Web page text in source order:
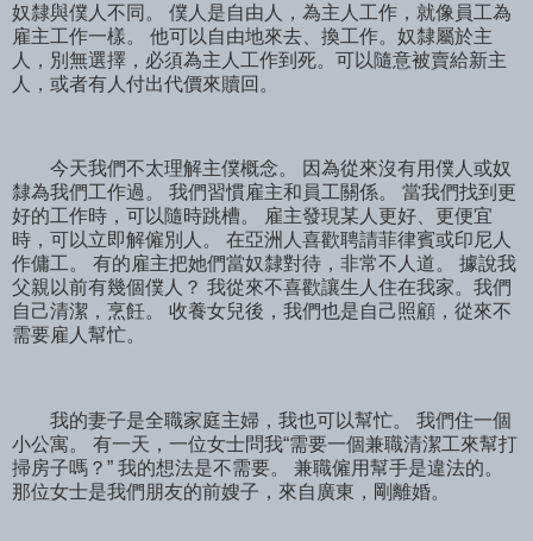
奴隸與僕人不同。 僕人是自由人，為主人工作，就像員工為
雇主工作一樣。 他可以自由地來去、換工作。奴隸屬於主
人，別無選擇，必須為主人工作到死。可以隨意被賣給新主
人，或者有人付出代價來贖回。
今天我們不太理解主僕概念。 因為從來沒有用僕人或奴
隸為我們工作過。 我們習慣雇主和員工關係。 當我們找到更
好的工作時，可以隨時跳槽。 雇主發現某人更好、更便宜
時，可以立即解僱別人。 在亞洲人喜歡聘請菲律賓或印尼人
作傭工。 有的雇主把她們當奴隸對待，非常不人道。 據說我
父親以前有幾個僕人？ 我從來不喜歡讓生人住在我家。我們
自己清潔，烹飪。 收養女兒後，我們也是自己照顧，從來不
需要雇人幫忙。
我的妻子是全職家庭主婦，我也可以幫忙。 我們住一個
小公寓。 有一天，一位女士問我“需要一個兼職清潔工來幫打
掃房子嗎？” 我的想法是不需要。 兼職僱用幫手是違法的。
那位女士是我們朋友的前嫂子，來自廣東，剛離婚。